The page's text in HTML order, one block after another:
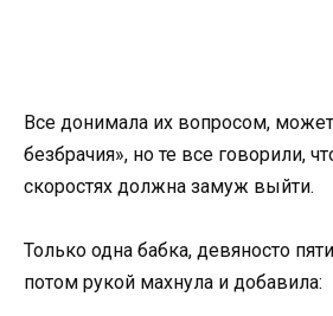
Все донимала их вопросом,
безбрачия», но те все говорили,
скоростях должна замуж выйти.
Только одна бабка, девяносто
потом рукой махнула и добавила: